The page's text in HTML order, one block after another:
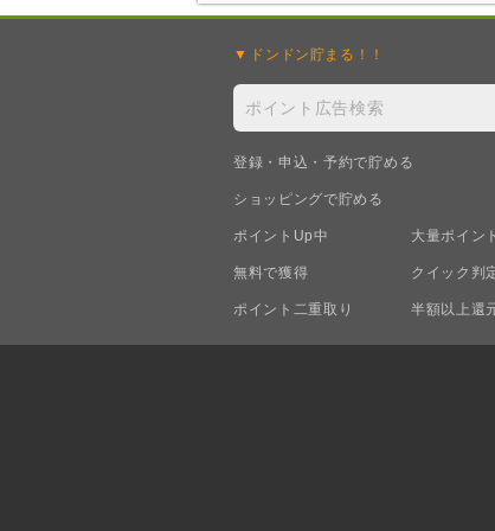
ドンドン貯まる！！
登録・申込・予約で貯める
ショッピングで貯める
ポイントUp中 大量ポイント
無料で獲得 クイック判
ポイント二重取り 半額以上還